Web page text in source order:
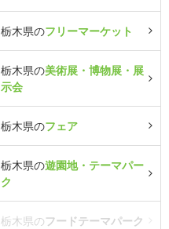
栃木県のフリーマーケット
栃木県の美術展・博物展・展
示会
栃木県のフェア
栃木県の遊園地・テーマパー
ク
栃木県のフードテーマパーク